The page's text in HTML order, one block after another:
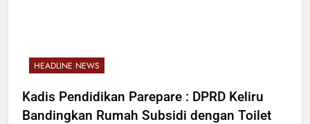
HEADLINE NEWS
Kadis Pendidikan Parepare : DPRD Keliru
Bandingkan Rumah Subsidi dengan Toilet